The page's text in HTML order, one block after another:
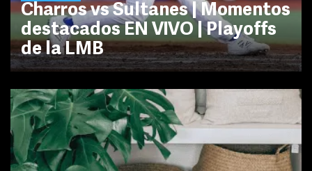
Charros vs Sultanes | Momentos
destacados EN VIVO | Playoffs
de la LMB